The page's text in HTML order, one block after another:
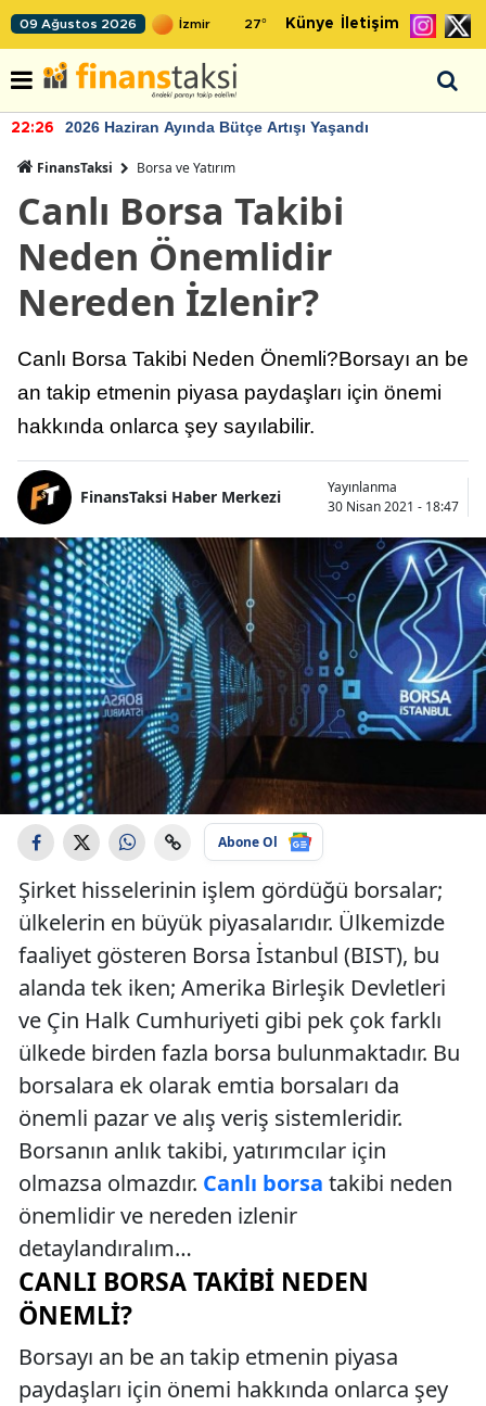
09 Ağustos 2026 27° Künye İletişim
22:26 2026 Haziran Ayında Bütçe Artışı Yaşandı
FinansTaksi Borsa ve Yatırım
Canlı Borsa Takibi
Neden Önemlidir
Nereden İzlenir?
Canlı Borsa Takibi Neden Önemli?Borsayı an be
an takip etmenin piyasa paydaşları için önemi
hakkında onlarca şey sayılabilir.
FinansTaksi Haber Merkezi
Yayınlanma
30 Nisan 2021 - 18:47
Abone Ol
Şirket hisselerinin işlem gördüğü borsalar;
ülkelerin en büyük piyasalarıdır. Ülkemizde
faaliyet gösteren Borsa İstanbul (BIST), bu
alanda tek iken; Amerika Birleşik Devletleri
ve Çin Halk Cumhuriyeti gibi pek çok farklı
ülkede birden fazla borsa bulunmaktadır. Bu
borsalara ek olarak emtia borsaları da
önemli pazar ve alış veriş sistemleridir.
Borsanın anlık takibi, yatırımcılar için
olmazsa olmazdır. Canlı borsa takibi neden
önemlidir ve nereden izlenir
detaylandıralım…
CANLI BORSA TAKIBI NEDEN
ÖNEMLI?
Borsayı an be an takip etmenin piyasa
paydaşları için önemi hakkında onlarca şey